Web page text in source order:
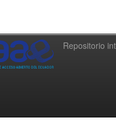
Repositorio